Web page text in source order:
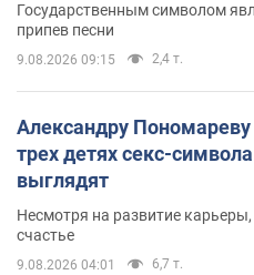
Государственным символом
припев песни
9.08.2026 09:15 2,4 т.
Александру Пономареву
трех детях секс-
выглядят
Несмотря на развитие
счастье
9.08.2026 04:01 6,7 т.